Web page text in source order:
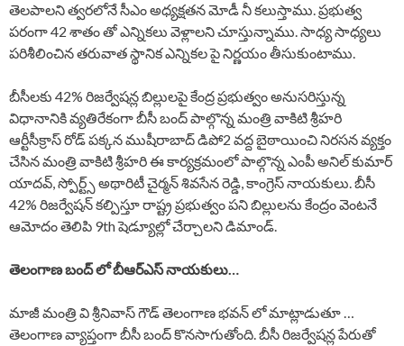
తెలపాలని త్వరలోనే సీఎం అధ్యక్షతన మోడీ నీ కలుస్తాము. ప్రభుత్వ
పరంగా 42 శాతం తో ఎన్నికలు వెళ్లాలని చూస్తున్నాము. సాధ్య సాధ్యలు
పరిశీలించిన తరువాత స్థానిక ఎన్నికల పై నిర్ణయం తీసుకుంటాము.
బీసీలకు 42% రిజర్వేషన్ల బిల్లులపై కేంద్ర ప్రభుత్వం అనుసరిస్తున్న
విధానానికి వ్యతిరేకంగా బీసీ బంద్ పాల్గొన్న మంత్రి వాకిటి శ్రీహరి
ఆర్టీసీక్రాస్ రోడ్ పక్కన ముషీరాబాద్ డిపో2 వద్ద బైఠాయించి నిరసన వ్యక్తం
చేసిన మంత్రి వాకిటి శ్రీహరి ఈ కార్యక్రమంలో పాల్గొన్న ఎంపీ అనిల్ కుమార్
యాదవ్, స్పోర్ట్స్ అథారిటీ చైర్మన్ శివసేన రెడ్డి, కాంగ్రెస్ నాయకులు. బీసీ
42% రిజర్వేషన్ కల్పిస్తూ రాష్ట్ర ప్రభుత్వం పని బిల్లులను కేంద్రం వెంటనే
ఆమోదం తెలిపి 9th షెడ్యూల్లో చేర్చాలని డిమాండ్.
తెలంగాణ బంద్ లో బీఆర్ఎస్ నాయకులు…
మాజీ మంత్రి వి శ్రీనివాస్ గౌడ్ తెలంగాణ భవన్ లో మాట్లాడుతూ …
తెలంగాణ వ్యాప్తంగా బీసీ బంద్ కొనసాగుతోంది. బీసీ రిజర్వేషన్ల పేరుతో